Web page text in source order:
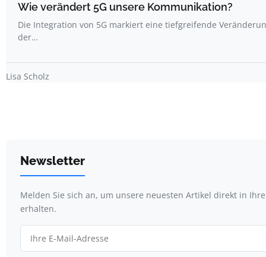
Wie verändert 5G unsere Kommunikation?
Die Integration von 5G markiert eine tiefgreifende
der…
Lisa Scholz
Newsletter
Melden Sie sich an, um unsere neuesten Artikel direkt in
erhalten.